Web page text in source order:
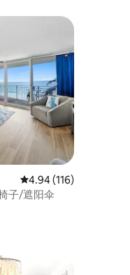
价
平均评分 4.94 分（满
4.94 (116)
子/遮阳伞